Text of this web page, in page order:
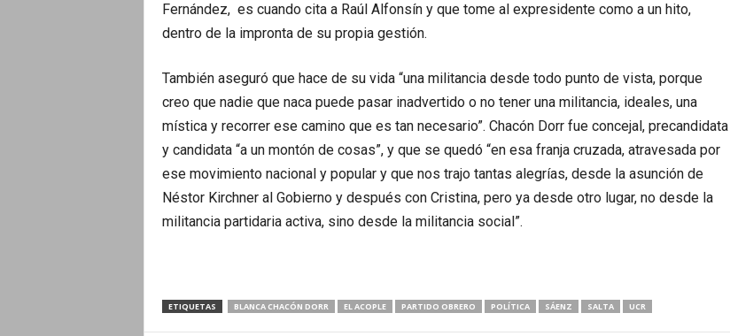
Fernández, es cuando cita a Raúl Alfonsín y que tome al expresidente como a un hito,
dentro de la impronta de su propia gestión.
También aseguró que hace de su vida “una militancia desde todo punto de vista, porque
creo que nadie que naca puede pasar inadvertido o no tener una militancia, ideales, una
mística y recorrer ese camino que es tan necesario”. Chacón Dorr fue concejal, precandidata
y candidata “a un montón de cosas”, y que se quedó “en esa franja cruzada, atravesada por
ese movimiento nacional y popular y que nos trajo tantas alegrías, desde la asunción de
Néstor Kirchner al Gobierno y después con Cristina, pero ya desde otro lugar, no desde la
militancia partidaria activa, sino desde la militancia social”.
ETIQUETAS BLANCA CHACÓN DORR EL ACOPLE PARTIDO OBRERO POLÍTICA SÁENZ SALTA UCR